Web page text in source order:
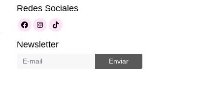
Redes Sociales
Newsletter
Enviar